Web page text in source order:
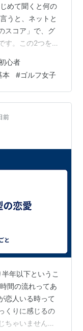
めて聞くと何の
うと、ネットと
スコア」で、グ
す。この2つを理
い、ハンディキ
位の決め方ま
説していきま
ロスとの違い ゴ
とネットの違い
象が…
心者
本 #ゴルフ女子
前
年以下というこ
間の流れってあ
恋人いる時って
くりに感じるの
ちゃいません？